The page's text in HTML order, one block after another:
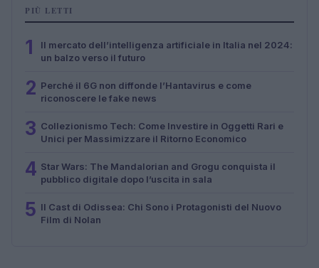
PIÙ LETTI
1
Il mercato dell’intelligenza artificiale in Italia nel 2024:
un balzo verso il futuro
2 Perché il 6G non diffonde l’Hantavirus e come
riconoscere le fake news
3 Collezionismo Tech: Come Investire in Oggetti Rari e
Unici per Massimizzare il Ritorno Economico
4 Star Wars: The Mandalorian and Grogu conquista il
pubblico digitale dopo l’uscita in sala
5 Il Cast di Odissea: Chi Sono i Protagonisti del Nuovo
Film di Nolan